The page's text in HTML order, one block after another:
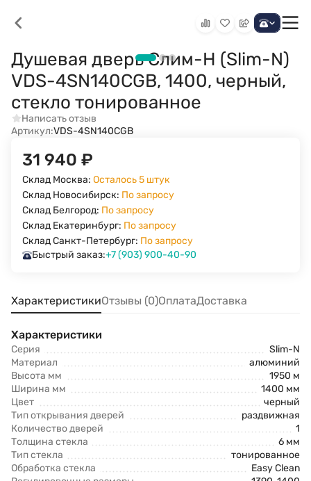
Душевая дверь Слим-Н (Slim-N)
VDS-4SN140CGB, 1400, черный,
стекло тонированное
Написать отзыв
Артикул:VDS-4SN140CGB
31 940 ₽
Склад Москва: Осталось 5 штук
Склад Новосибирск: По запросу
Склад Белгород: По запросу
Склад Екатеринбург: По запросу
Склад Санкт-Петербург: По запросу
Быстрый заказ:+7 (903) 900-40-90
ХарактеристикиОтзывы (0)ОплатаДоставка
Характеристики
Серия
Slim-N
Материал
алюминий
Высота мм
1950 м
Ширина мм
1400 мм
Цвет
черный
Тип открывания дверей
раздвижная
Количество дверей
1
Толщина стекла
6 мм
Тип стекла
тонированное
Обработка стекла
Easy Clean